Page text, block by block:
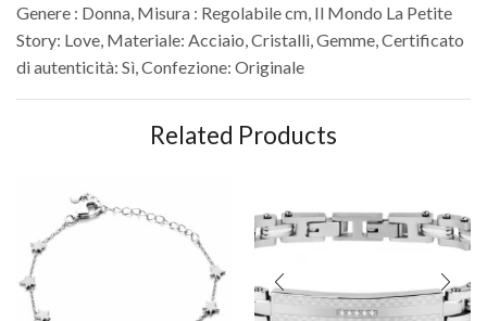
Genere : Donna, Misura : Regolabile cm, Il Mondo La Petite
Story: Love, Materiale: Acciaio, Cristalli, Gemme, Certificato
di autenticità: Sì, Confezione: Originale
Related Products